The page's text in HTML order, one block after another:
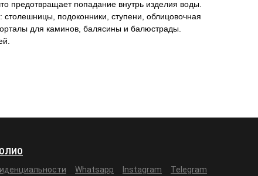
предотвращает попадание внутрь изделия воды.
столешницы, подоконники, ступени, облицовочная
для каминов, балясины и балюстрады.
Whatsapp Instagram Telegram